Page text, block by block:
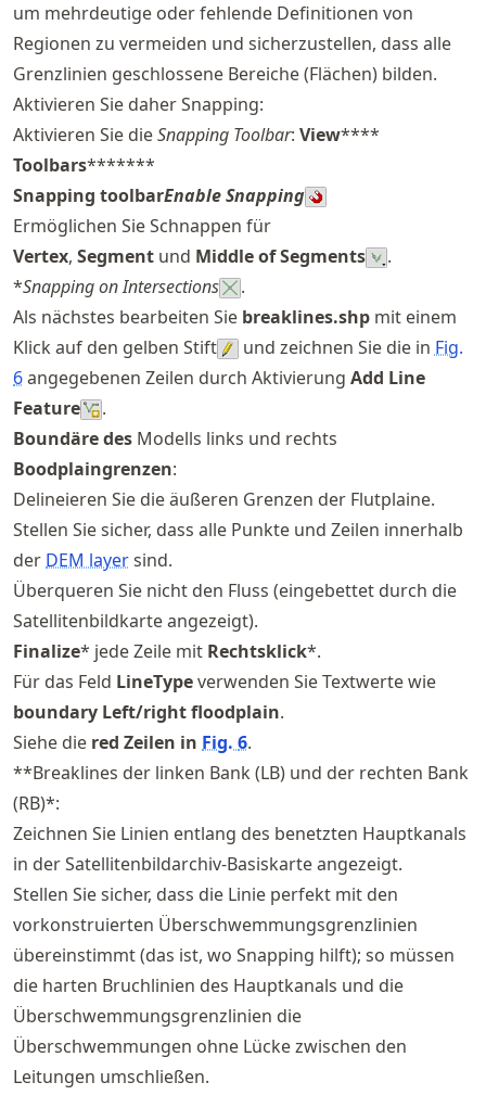
um mehrdeutige oder fehlende Definitionen von
Regionen zu vermeiden und sicherzustellen, dass alle
Grenzlinien geschlossene Bereiche (Flächen) bilden.
Aktivieren Sie daher Snapping:
Aktivieren Sie dieSnapping Toolbar: View****
Toolbars*******
Snapping toolbarEnable Snapping
Ermöglichen Sie Schnappen für
Vertex, Segment und Middle of Segments
.
*Snapping on Intersections
.
Als nächstes bearbeiten Sie breaklines.shp mit einem
Klick auf den gelben Stift
und zeichnen Sie die in Fig.
6angegebenen Zeilen durch Aktivierung Add Line
Feature
.
Boundäre des Modells links und rechts
Boodplaingrenzen:
Delineieren Sie die äußeren Grenzen der Flutplaine.
Stellen Sie sicher, dass alle Punkte und Zeilen innerhalb
der DEM layersind.
Überqueren Sie nicht den Fluss (eingebettet durch die
Satellitenbildkarte angezeigt).
Finalize* jede Zeile mit Rechtsklick*.
Für das Feld LineTypeverwenden Sie Textwerte wie
boundary Left/right floodplain.
Siehe die red Zeilen in Fig. 6.
**Breaklines der linken Bank (LB) und der rechten Bank
(RB)*:
Zeichnen Sie Linien entlang des benetzten Hauptkanals
in der Satellitenbildarchiv-Basiskarte angezeigt.
Stellen Sie sicher, dass die Linie perfekt mit den
vorkonstruierten Überschwemmungsgrenzlinien
übereinstimmt (das ist, wo Snapping hilft); so müssen
die harten Bruchlinien des Hauptkanals und die
Überschwemmungsgrenzlinien die
Überschwemmungen ohne Lücke zwischen den
Leitungen umschließen.